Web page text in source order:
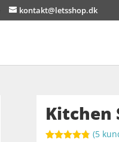
kontakt@letsshop.dk
Kitchen
(5